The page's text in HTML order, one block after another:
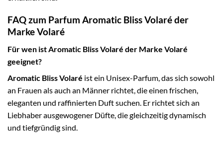
FAQ zum Parfum Aromatic Bliss Volaré der
Marke Volaré
Für wen ist Aromatic Bliss Volaré der Marke Volaré
geeignet?
Aromatic Bliss Volaré ist ein Unisex-Parfum, das sich sowohl
an Frauen als auch an Männer richtet, die einen frischen,
eleganten und raffinierten Duft suchen. Er richtet sich an
Liebhaber ausgewogener Düfte, die gleichzeitig dynamisch
und tiefgründig sind.